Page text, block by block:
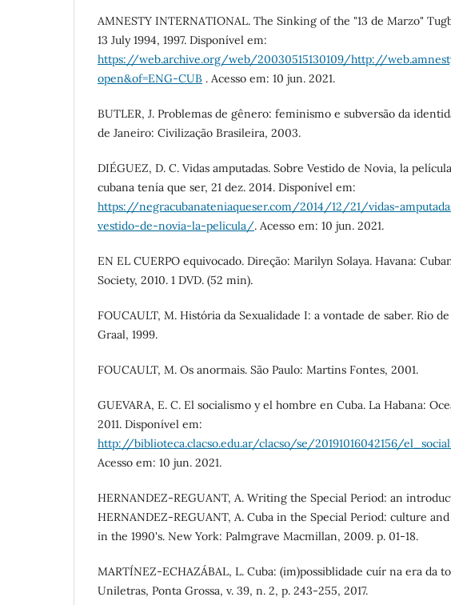
AMNESTY INTERNATIONAL. The Sinking of the "13 de Marzo"
13 July 1994, 1997. Disponível em:
https://web.archive.org/web/20030515130109/http://
open&of=ENG-CUB . Acesso em: 10 jun. 2021.
BUTLER, J. Problemas de gênero: feminismo e subversão da
de Janeiro: Civilização Brasileira, 2003.
DIÉGUEZ, D. C. Vidas amputadas. Sobre Vestido de Novia, la
cubana tenía que ser, 21 dez. 2014. Disponível em:
https://negracubanateniaqueser.com/2014/12/21/vidas-
vestido-de-novia-la-pelicula/. Acesso em: 10 jun. 2021.
EN EL CUERPO equivocado. Direção: Marilyn Solaya. Havana:
Society, 2010. 1 DVD. (52 min).
FOUCAULT, M. História da Sexualidade I: a vontade de saber. Rio
Graal, 1999.
FOUCAULT, M. Os anormais. São Paulo: Martins Fontes, 2001.
GUEVARA, E. C. El socialismo y el hombre en Cuba. La Habana:
2011. Disponível em:
http://biblioteca.clacso.edu.ar/clacso/se/20191016042156/
Acesso em: 10 jun. 2021.
HERNANDEZ-REGUANT, A. Writing the Special Period: an
HERNANDEZ-REGUANT, A. Cuba in the Special Period: culture
in the 1990's. New York: Palmgrave Macmillan, 2009. p. 01-18.
MARTÍNEZ-ECHAZÁBAL, L. Cuba: (im)possiblidade cuír na era da
Uniletras, Ponta Grossa, v. 39, n. 2, p. 243-255, 2017.